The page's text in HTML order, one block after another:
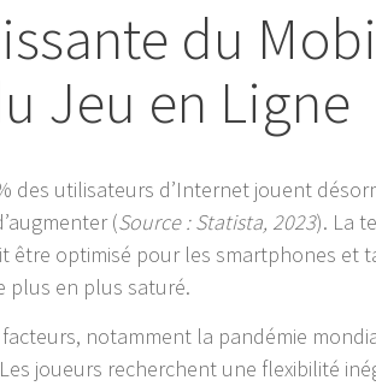
du
Jeu en Ligne
des utilisateurs d’Internet jouent
(Source : Statista, 2023). La
être optimisé pour les smartphones et
plus en plus saturé.
notamment la pandémie
joueurs recherchent une flexibilité